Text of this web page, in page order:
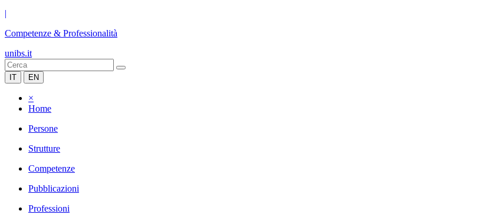
|
Competenze & Professionalità
unibs.it
IT EN
×
Home
Persone
Strutture
Competenze
Pubblicazioni
Professioni